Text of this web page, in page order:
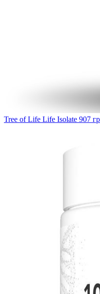
Tree of Life Life Isolate 907